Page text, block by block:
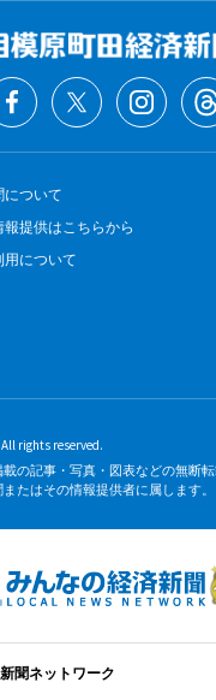
について
提供はこちらから
用について
rights reserved.
の記事・写真・図表などの無断
たはその情報提供者に属します。
聞ネットワーク